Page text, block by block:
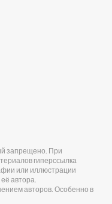
запрещено. При
гиперссылка
или иллюстрации
автора.
авторов. Особенно в